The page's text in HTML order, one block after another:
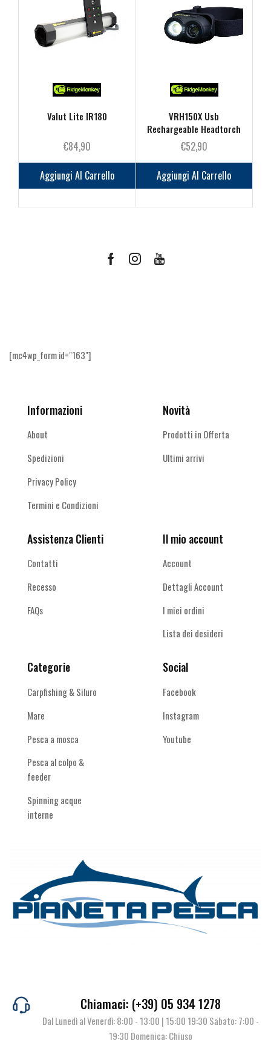
Valut Lite IR180
€84,90
Aggiungi Al Carrello
VRH150X Usb
Rechargeable Headtorch
€52,90
Aggiungi Al Carrello
FacebookInstagramYoutube
[mc4wp_form id="163"]
Informazioni
About
Spedizioni
Privacy Policy
Termini e Condizioni
Novità
Prodotti in Offerta
Ultimi arrivi
Assistenza Clienti
Contatti
Recesso
FAQs
Il mio account
Account
Dettagli Account
I miei ordini
Lista dei desideri
Categorie
Carpfishing & Siluro
Mare
Pesca a mosca
Pesca al colpo &
feeder
Spinning acque
interne
Social
Facebook
Instagram
Youtube
Chiamaci: (+39) 05 934 1278
Dal Lunedì al Venerdì: 8:00 - 13:00 | 15:00 19:30 Sabato: 7:00 -
19:30 Domenica: Chiuso